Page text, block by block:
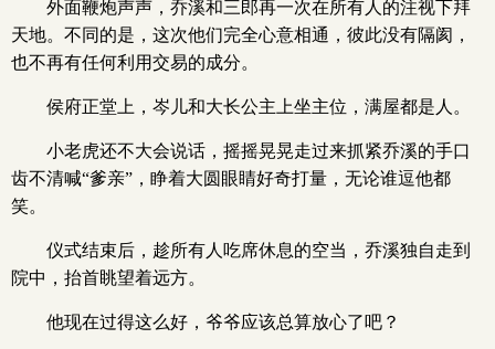
外面鞭炮声声，乔溪和三郎再一次在所有人的注视下拜
天地。不同的是，这次他们完全心意相通，彼此没有隔阂，
也不再有任何利用交易的成分。
侯府正堂上，岑儿和大长公主上坐主位，满屋都是人。
小老虎还不大会说话，摇摇晃晃走过来抓紧乔溪的手口
齿不清喊“爹亲”，睁着大圆眼睛好奇打量，无论谁逗他都
笑。
仪式结束后，趁所有人吃席休息的空当，乔溪独自走到
院中，抬首眺望着远方。
他现在过得这么好，爷爷应该总算放心了吧？